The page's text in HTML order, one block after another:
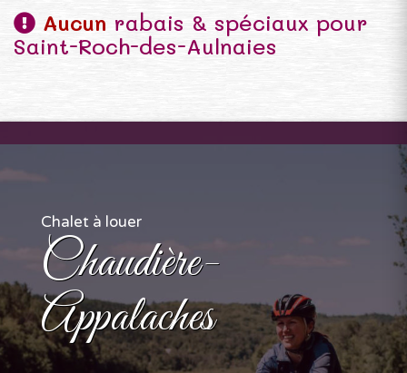
Aucun rabais & spéciaux pour
Saint-Roch-des-Aulnaies
Chalet à louer
Chaudière-
Appalaches